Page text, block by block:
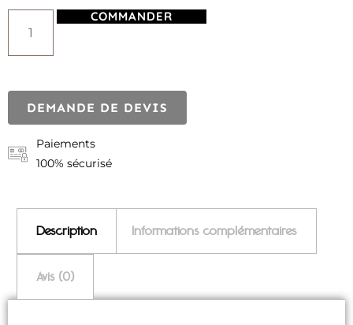
COMMANDER
DEMANDE DE DEVIS
Paiements
100% sécurisé
Description Informations complémentaires
Avis (0)